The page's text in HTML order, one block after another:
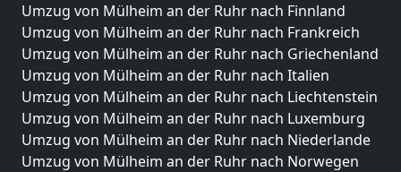
Umzug von Mülheim an der Ruhr nach Finnland
Umzug von Mülheim an der Ruhr nach Frankreich
Umzug von Mülheim an der Ruhr nach Griechenland
Umzug von Mülheim an der Ruhr nach Italien
Umzug von Mülheim an der Ruhr nach Liechtenstein
Umzug von Mülheim an der Ruhr nach Luxemburg
Umzug von Mülheim an der Ruhr nach Niederlande
Umzug von Mülheim an der Ruhr nach Norwegen